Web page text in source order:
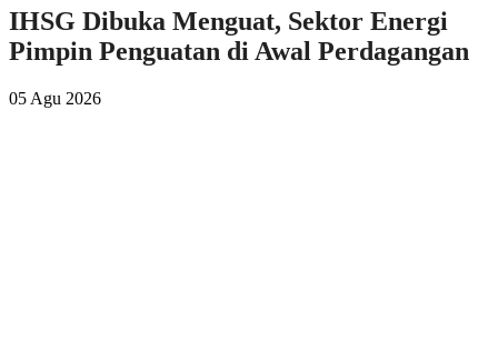
IHSG Dibuka Menguat, Sektor Energi
Pimpin Penguatan di Awal Perdagangan
05 Agu 2026